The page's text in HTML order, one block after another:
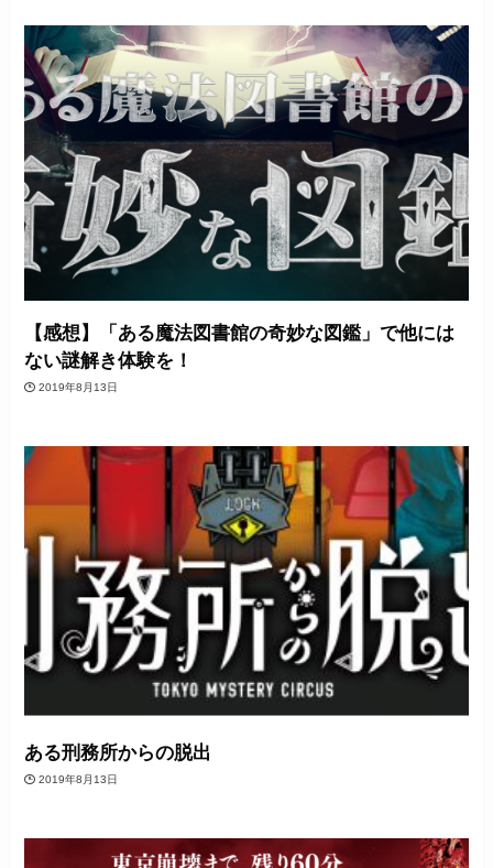
【感想】「ある魔法図書館の奇妙な図鑑」で他には
ない謎解き体験を！
2019年8月13日
ある刑務所からの脱出
2019年8月13日